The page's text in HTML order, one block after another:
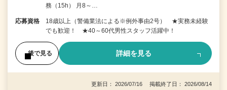
務（15h） 月8～…
応募資格
18歳以上（警備業法による※例外事由2号） ★実務未経験
でも歓迎！ ★40～60代男性スタッフ活躍中！
後で見る 詳細を見る
更新日： 2026/07/16 掲載終了日： 2026/08/14